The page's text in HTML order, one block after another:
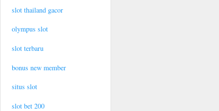
slot thailand gacor
olympus slot
slot terbaru
bonus new member
situs slot
slot bet 200